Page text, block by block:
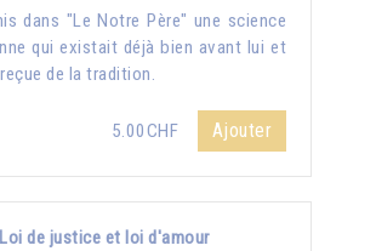
dans "Le Notre Père" une science
qui existait déjà bien avant lui et
de la tradition.
5.00CHF Ajouter
Loi de justice et loi d'amour